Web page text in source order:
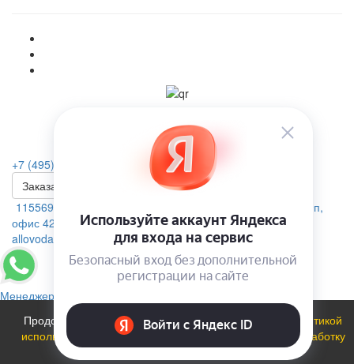
+7 (495) 223-46-26
Заказать звонок
115569, г. Москва, ул.Домодедовская. д.4 помещение 19п,
офис 42А
allovoda@mail.ru
Менеджер
Продолжая использовать сайт, вы соглашаетесь с
политикой
использования файлов cookie
и даете
Согласие на обработку
персональных данных. ОК